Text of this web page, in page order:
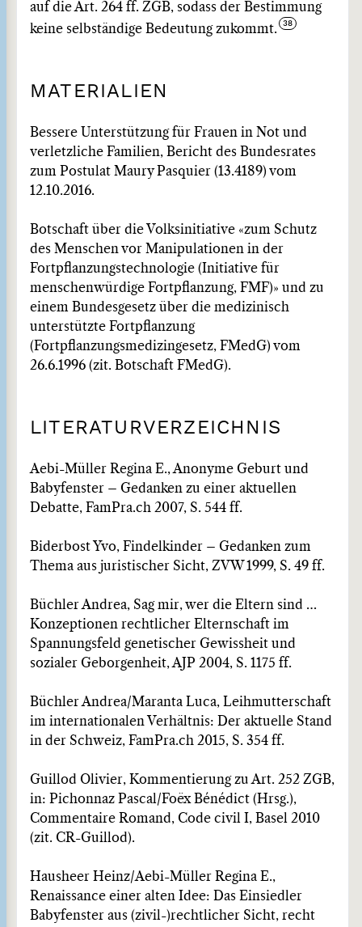
auf die Art. 264 ff. ZGB, sodass der Bestimmung
keine selbständige Bedeutung zukommt.
MATERIALIEN
Bessere Unterstützung für Frauen in Not und
verletzliche Familien, Bericht des Bundesrates
zum Postulat Maury Pasquier (13.4189) vom
12.10.2016.
Botschaft über die Volksinitiative «zum Schutz
des Menschen vor Manipulationen in der
Fortpflanzungstechnologie (Initiative für
menschenwürdige Fortpflanzung, FMF)» und zu
einem Bundesgesetz über die medizinisch
unterstützte Fortpflanzung
(Fortpflanzungsmedizingesetz, FMedG) vom
26.6.1996 (zit. Botschaft FMedG).
LITERATURVERZEICHNIS
Aebi-Müller Regina E., Anonyme Geburt und
Babyfenster – Gedanken zu einer aktuellen
Debatte, FamPra.ch 2007, S. 544 ff.
Biderbost Yvo, Findelkinder – Gedanken zum
Thema aus juristischer Sicht, ZVW 1999, S. 49 ff.
Büchler Andrea, Sag mir, wer die Eltern sind …
Konzeptionen rechtlicher Elternschaft im
Spannungsfeld genetischer Gewissheit und
sozialer Geborgenheit, AJP 2004, S. 1175 ff.
Büchler Andrea/Maranta Luca, Leihmutterschaft
im internationalen Verhältnis: Der aktuelle Stand
in der Schweiz, FamPra.ch 2015, S. 354 ff.
Guillod Olivier, Kommentierung zu Art. 252 ZGB,
in: Pichonnaz Pascal/Foëx Bénédict (Hrsg.),
Commentaire Romand, Code civil I, Basel 2010
(zit. CR-Guillod).
Hausheer Heinz/Aebi-Müller Regina E.,
Renaissance einer alten Idee: Das Einsiedler
Babyfenster aus (zivil-)rechtlicher Sicht, recht